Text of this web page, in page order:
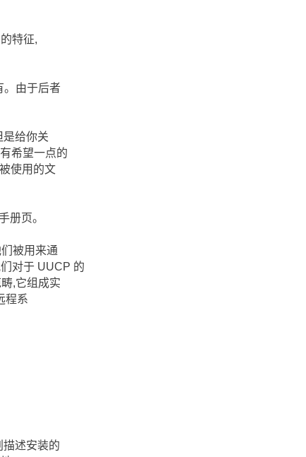
特征,
。由于后者
是给你关
希望一点的
使用的文
册页。
被用来通
对于 UUCP 的
,它组成实
程系
述安装的